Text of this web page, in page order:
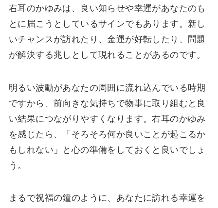
右耳のかゆみは、良い知らせや幸運があなたのも
とに届こうとしているサインでもあります。新し
いチャンスが訪れたり、金運が好転したり、問題
が解決する兆しとして現れることがあるのです。
明るい波動があなたの周囲に流れ込んでいる時期
ですから、前向きな気持ちで物事に取り組むと良
い結果につながりやすくなります。右耳のかゆみ
を感じたら、「そろそろ何か良いことが起こるか
もしれない」と心の準備をしておくと良いでしょ
う。
まるで祝福の鐘のように、あなたに訪れる幸運を